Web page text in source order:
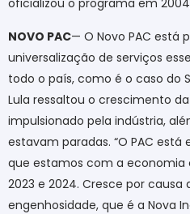
oficializou o programa em
NOVO PAC— O Novo PAC está
universalização de serviços
todo o país, como é o caso do
Lula ressaltou o crescimento
impulsionado pela indústria,
estavam paradas. “O PAC
que estamos com a economia
2023 e 2024. Cresce por
engenhosidade, que é a Nova